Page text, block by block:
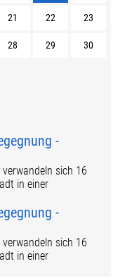
21 22 23
28 29 30
-
sich 16
in einer
-
sich 16
in einer